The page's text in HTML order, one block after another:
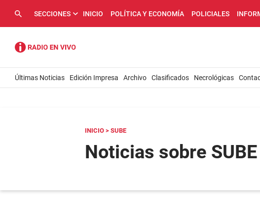
SECCIONES INICIO POLÍTICA Y ECONOMÍA POLICIALES
Últimas Noticias Edición Impresa Archivo Clasificados Necrológicas
INICIO > SUBE
Noticias sobre SUBE